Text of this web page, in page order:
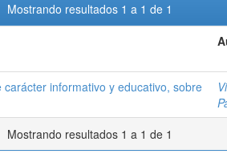
Mostrando resultados 1 a 1 de 1
informativo y educativo, sobre
Mostrando resultados 1 a 1 de 1